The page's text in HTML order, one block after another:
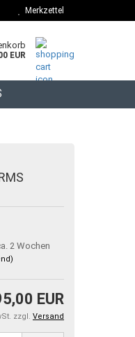
Merkzettel
EUR
2 Wochen
EUR
zzgl. Versand